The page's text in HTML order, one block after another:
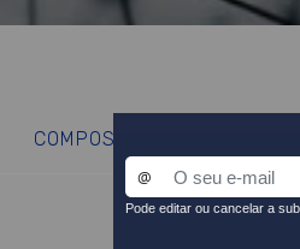
COMPOSIÇÃO EQUIPAS